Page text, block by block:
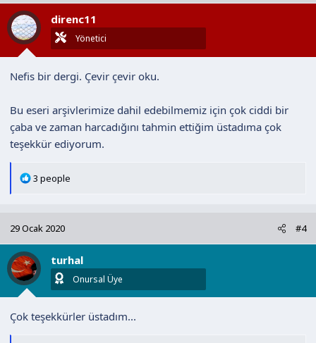
l
e
r
direnc11
Yönetici
Nefis bir dergi. Çevir çevir oku.
Bu eseri arşivlerimize dahil edebilmemiz için çok ciddi bir
çaba ve zaman harcadığını tahmin ettiğim üstadıma çok
teşekkür ediyorum.
T
i
l
e
r
3 people
29 Ocak 2020 #4
turhal
Onursal Üye
Çok teşekkürler üstadım...